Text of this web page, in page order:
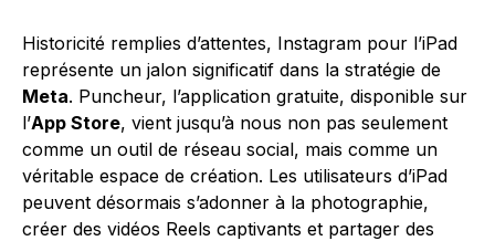
Historicité remplies d’attentes, Instagram pour l’iPad
représente un jalon significatif dans la stratégie de
Meta. Puncheur, l’application gratuite, disponible sur
l’App Store, vient jusqu’à nous non pas seulement
comme un outil de réseau social, mais comme un
véritable espace de création. Les utilisateurs d’iPad
peuvent désormais s’adonner à la photographie,
créer des vidéos Reels captivants et partager des